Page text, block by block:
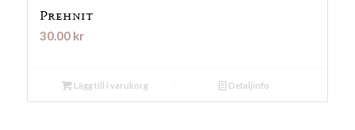
Prehnit
30.00 kr
Lägg till i varukorg Detaljinfo